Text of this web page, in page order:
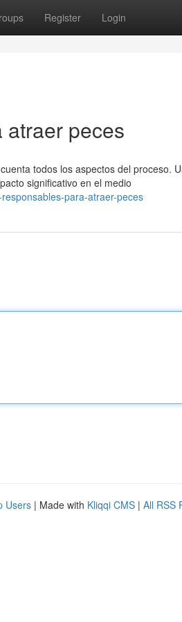
Register Login
peces
todos los aspectos del proceso.
significativo en el medio
para-atraer-peces
Users | Made with Kliqqi CMS | All RSS